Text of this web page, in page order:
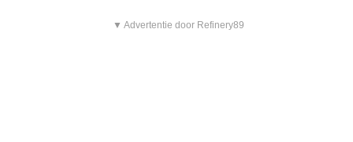
▼ Advertentie door Refinery89